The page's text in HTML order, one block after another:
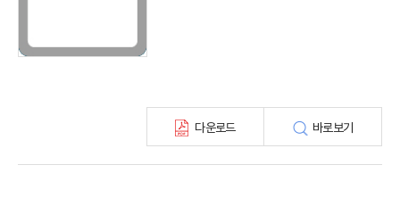
KIRI 고령화리뷰
다운로드 바로보기